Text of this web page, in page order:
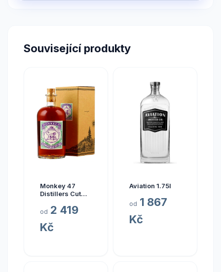
Související produkty
Monkey 47
Distillers Cut
od 2 419
Kč
Aviation 1.75l
od 1 867
Kč